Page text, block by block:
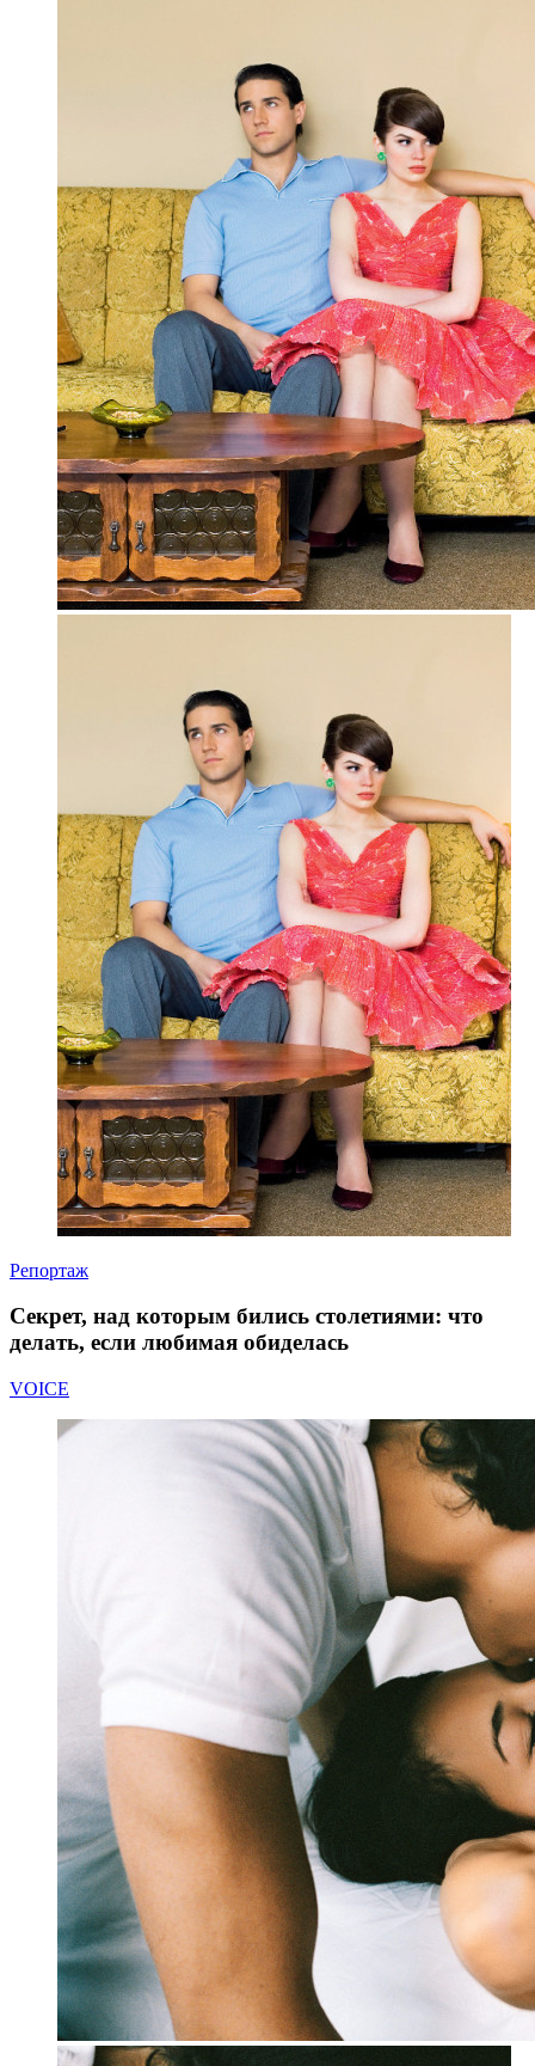
Репортаж
Секрет, над которым бились столетиями: что
делать, если любимая обиделась
VOICE